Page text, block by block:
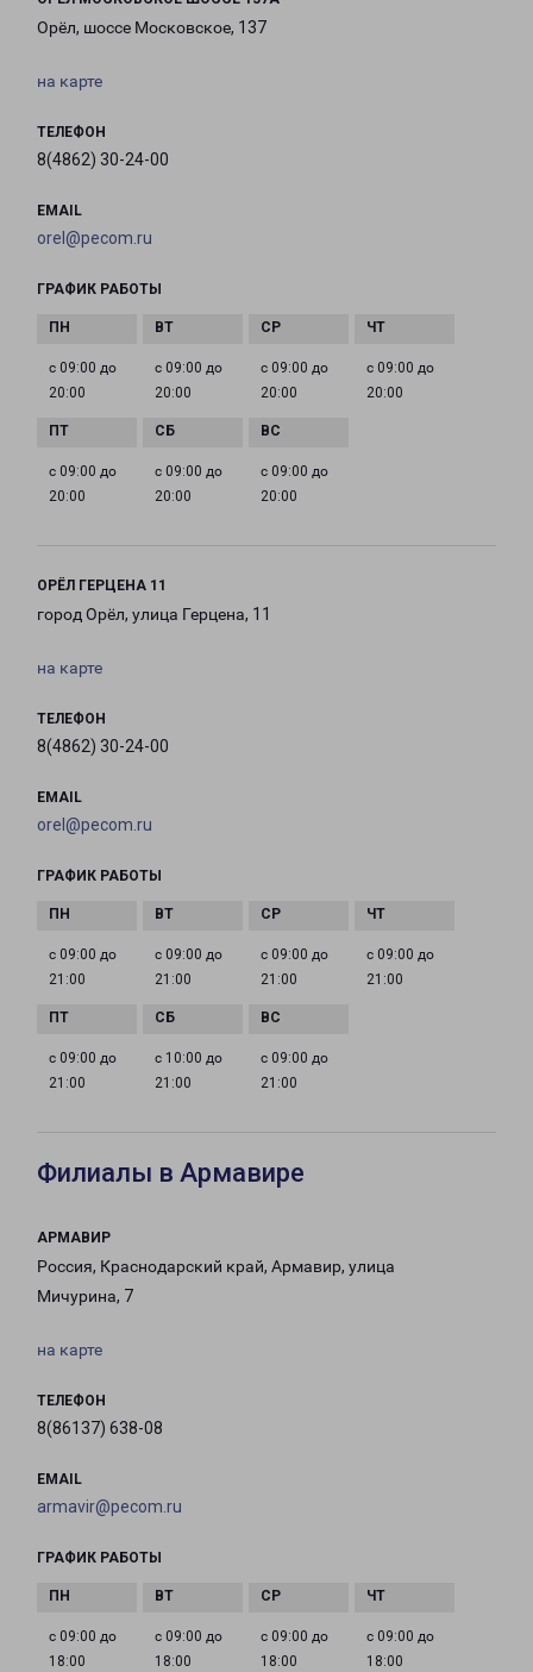
Орёл, шоссе Московское, 137
на карте
ТЕЛЕФОН
8(4862) 30-24-00
EMAIL
orel@pecom.ru
ГРАФИК РАБОТЫ
с 09:00 до
20:00
с 09:00 до
20:00
с 09:00 до
20:00
с 09:00 до
20:00
с 09:00 до
20:00
с 09:00 до
20:00
с 09:00 до
20:00
ОРЁЛ ГЕРЦЕНА 11
город Орёл, улица Герцена, 11
на карте
ТЕЛЕФОН
8(4862) 30-24-00
EMAIL
orel@pecom.ru
ГРАФИК РАБОТЫ
с 09:00 до
21:00
с 09:00 до
21:00
с 09:00 до
21:00
с 09:00 до
21:00
с 09:00 до
21:00
с 10:00 до
21:00
с 09:00 до
21:00
Филиалы в Армавире
АРМАВИР
Россия, Краснодарский край, Армавир, улица
Мичурина, 7
на карте
ТЕЛЕФОН
8(86137) 638-08
EMAIL
armavir@pecom.ru
ГРАФИК РАБОТЫ
с 09:00 до
18:00
с 09:00 до
18:00
с 09:00 до
18:00
с 09:00 до
18:00